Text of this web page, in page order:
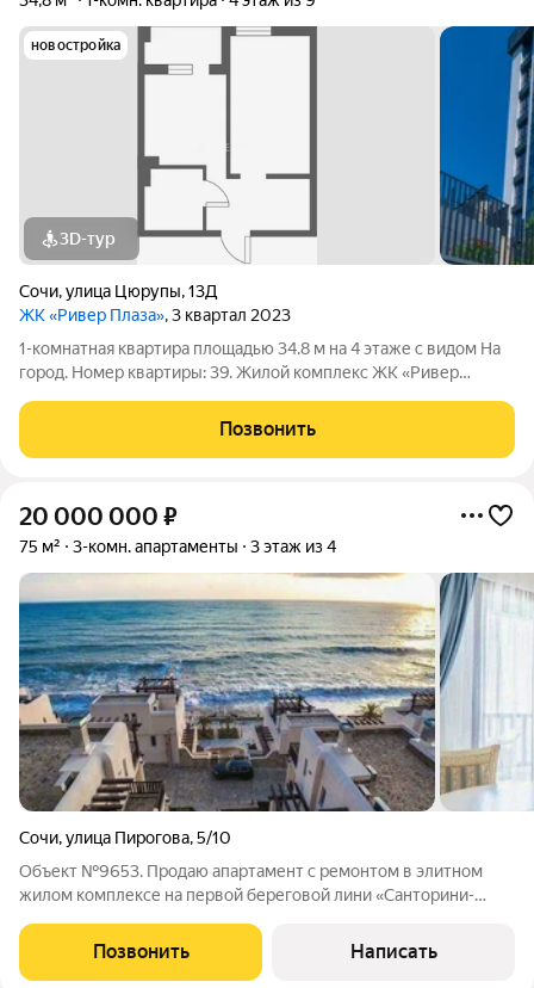
новостройка
3D-тур
Сочи,улица Цюрупы,13Д
ЖК «Ривер Плаза», 3 квартал 2023
1-комнатная квартира площадью 34.8 м на 4 этаже с видом На
город. Номер квартиры: 39. Жилой комплекс ЖК «Ривер
Позвонить
20 000 000 ₽
75 м² 3-комн. апартаменты 3 этаж из 4
Сочи,улица Пирогова,5/10
Объект №9653. Продаю апартамент с ремонтом в элитном
жилом комплексе на первой береговой лини «Санторини-
респектабельном районе Черноморского побережья на
территории санаторно-курортного комплекса
Позвонить Написать